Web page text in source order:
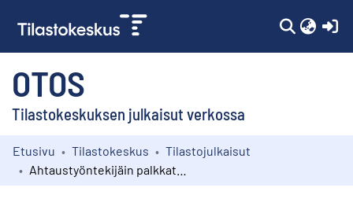
OTOS
Tilastokeskuksen julkaisut verkossa
Kokoelmat
Etusivu Tilastokeskus
Tilastojulkaisut